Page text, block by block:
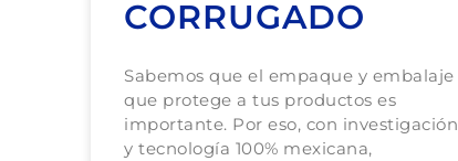
CORRUGADO
Sabemos que el empaque y embalaje
que protege a tus productos es
importante. Por eso, con investigación
y tecnología 100% mexicana,